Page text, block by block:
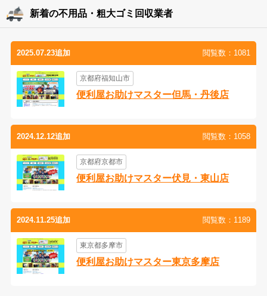
新着の不用品・粗大ゴミ回収業者
2025.07.23追加 閲覧数：1081
京都府福知山市
便利屋お助けマスター但馬・丹後店
2024.12.12追加 閲覧数：1058
京都府京都市
便利屋お助けマスター伏見・東山店
2024.11.25追加 閲覧数：1189
東京都多摩市
便利屋お助けマスター東京多摩店